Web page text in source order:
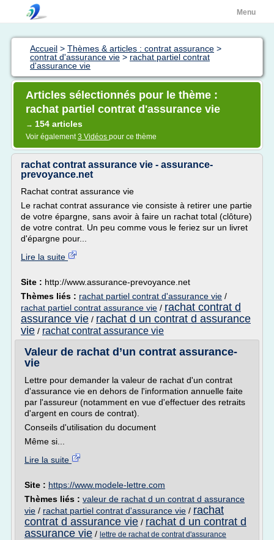
Menu
Accueil > Thèmes & articles : contrat assurance >
contrat d'assurance vie > rachat partiel contrat
d'assurance vie
Articles sélectionnés pour le thème :
rachat partiel contrat d'assurance vie
→ 154 articles
Voir également3 Vidéos pour ce thème
rachat contrat assurance vie - assurance-
prevoyance.net
Rachat contrat assurance vie
Le rachat contrat assurance vie consiste à retirer une partie
de votre épargne, sans avoir à faire un rachat total (clôture)
de votre contrat. Un peu comme vous le feriez sur un livret
d'épargne pour...
Lire la suite
Site : http://www.assurance-prevoyance.net
Thèmes liés : rachat partiel contrat d'assurance vie /
rachat partiel contrat assurance vie / rachat contrat d
assurance vie / rachat d un contrat d assurance
vie / rachat contrat assurance vie
Valeur de rachat d’un contrat assurance-
vie
Lettre pour demander la valeur de rachat d'un contrat
d'assurance vie en dehors de l'information annuelle faite
par l'assureur (notamment en vue d'effectuer des retraits
d'argent en cours de contrat).
Conseils d'utilisation du document
Même si...
Lire la suite
Site : https://www.modele-lettre.com
Thèmes liés : valeur de rachat d un contrat d assurance
vie / rachat partiel contrat d'assurance vie / rachat
contrat d assurance vie / rachat d un contrat d
assurance vie / lettre de rachat de contrat d'assurance